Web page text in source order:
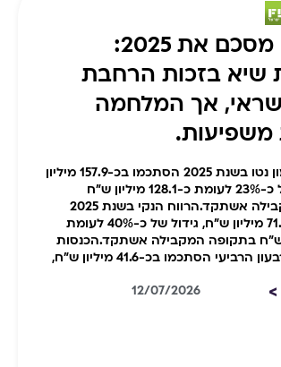
ג׳קי כהן מסכם את 2025:
שיא בזכות הרחבת
אך המלחמה
משפיעות.
הכנסות המימון נטו בשנת 2025 הסתכמו בכ-157.9 מיליון
ש"ח, גידול של כ-23% לעומת כ-128.1 מיליון ש"ח
בתקופה המקבילה אשתקד.הרווח הנקי בשנת 2025
הסתכם בכ-71.9 מיליון ש"ח, גידול של כ-40% לעומת
ש"ח בתקופה המקבילה אשתקד.הכנסות
הרביעי הסתכמו בכ-41.6 מיליון ש"ח,
12/07/2026